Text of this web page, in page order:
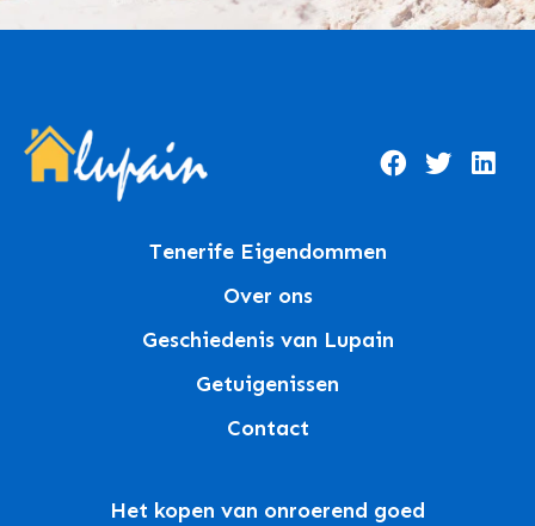
Tenerife Eigendommen
Over ons
Geschiedenis van Lupain
Getuigenissen
Contact
Het kopen van onroerend goed